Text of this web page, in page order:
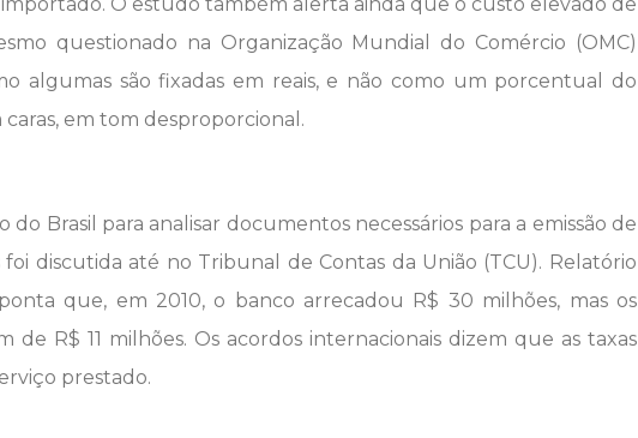
questionado na Organização Mundial do Comércio (OMC)
algumas são fixadas em reais, e não como um porcentual do
em tom desproporcional.
do Brasil para analisar documentos necessários para a emissão de
foi discutida até no Tribunal de Contas da União (TCU). Relatório
que, em 2010, o banco arrecadou R$ 30 milhões, mas os
de R$ 11 milhões. Os acordos internacionais dizem que as taxas
prestado.